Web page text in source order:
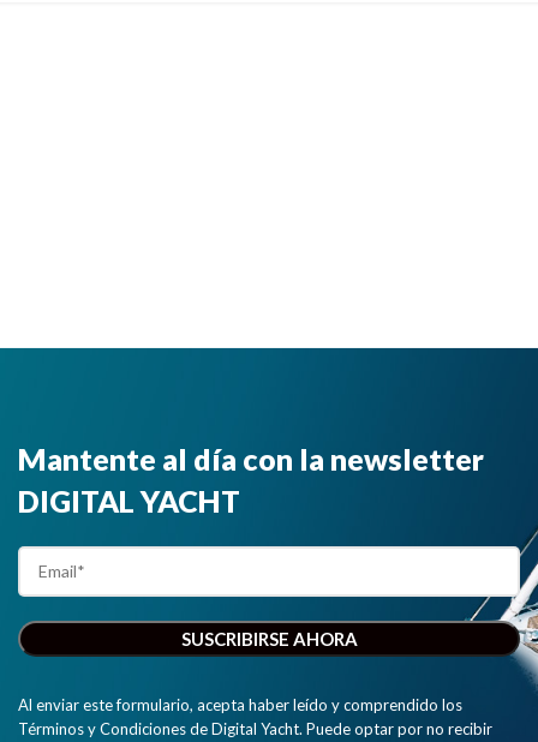
Mantente al día con la newsletter
DIGITAL YACHT
Al enviar este formulario, acepta haber leído y comprendido los
Términos y Condiciones de Digital Yacht. Puede optar por no recibir